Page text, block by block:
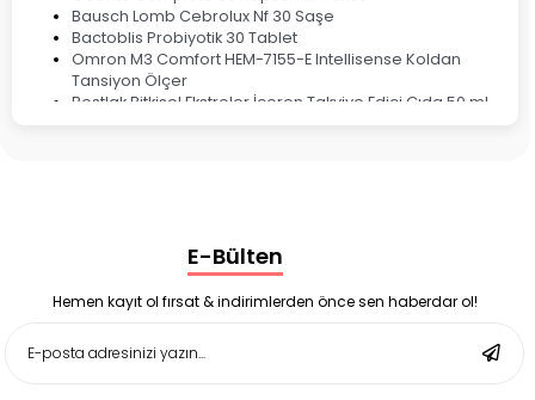
Bausch Lomb Cebrolux Nf 30 Saşe
Bactoblis Probiyotik 30 Tablet
Omron M3 Comfort HEM-7155-E Intellisense Koldan
Tansiyon Ölçer
Bestlak Bitkisel Ekstreler İçeren Takviye Edici Gıda 50 ml
Enterogermina Family 5 ml 20 Flakon
Deep Flex Stres Azaltıcı ve Enerji Dengeleyici Topraklama
Matı Set 40x60 cm
Deep Flex Stres Azaltıcı ve Enerji Dengeleyici Topraklama
E-Bülten
Hemen kayıt ol fırsat & indirimlerden önce sen haberdar ol!